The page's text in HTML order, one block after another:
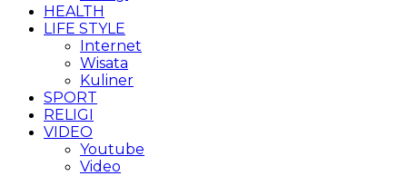
HEALTH
LIFE STYLE
Internet
Wisata
Kuliner
SPORT
RELIGI
VIDEO
Youtube
Video